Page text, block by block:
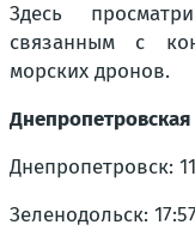
Здесь
связанным с
морских дронов.
Днепропетровск:
Зеленодольск: 17:57